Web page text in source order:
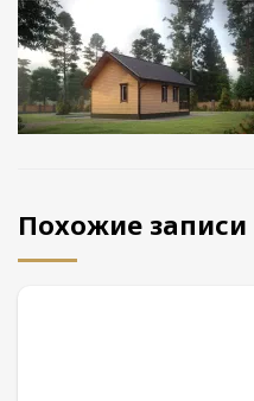
Похожие записи